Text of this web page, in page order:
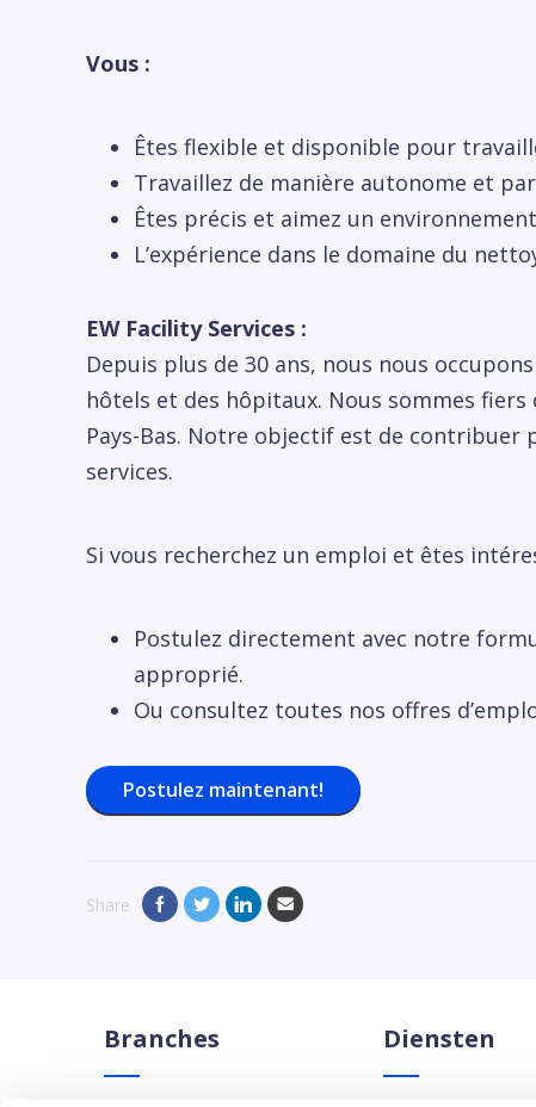
Vous :
Êtes flexible et disponible pour
Travaillez de manière autonome et
Êtes précis et aimez un
L’expérience dans le domaine du
EW Facility Services :
Depuis plus de 30 ans, nous nous
hôtels et des hôpitaux. Nous sommes
Pays-Bas. Notre objectif est de contribuer
services.
Si vous recherchez un emploi et êtes
Postulez directement avec notre
approprié.
Ou consultez toutes nos offres
Postulez maintenant!
Share
Branches Diensten